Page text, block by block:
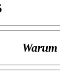
Warum